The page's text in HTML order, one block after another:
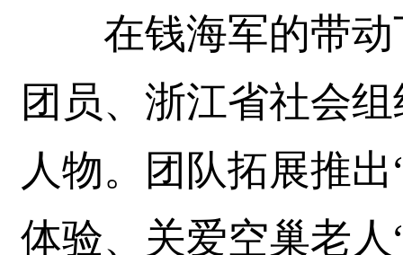
在钱海军的带动
团员、浙江省社会
人物。团队拓展推
体验、关爱空巢老